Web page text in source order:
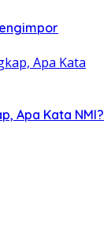
Apa Kata NMI?